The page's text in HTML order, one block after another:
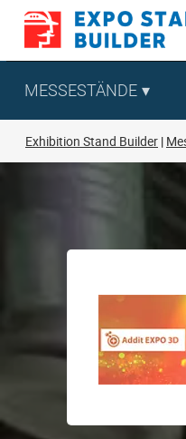
Zum
springen
MESSESTÄNDE
Exhibition Stand Builder